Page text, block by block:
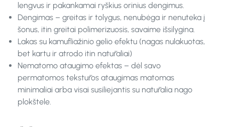
lengvus ir pakankamai ryškius orinius dengimus.
Dengimas – greitas ir tolygus, nenubėga ir nenuteka į
šonus, itin greitai polimerizuosis, savaime išsilygina.
Lakas su kamufliažinio gelio efektu (nagas nulakuotas,
bet kartu ir atrodo itin natūraliai)
Nematomo ataugimo efektas – dėl savo
permatomos tekstūros ataugimas matomas
minimaliai arba visai susiliejantis su natūralia nago
plokštele.